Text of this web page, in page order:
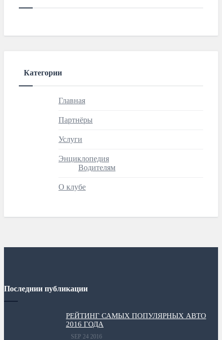
Категории
Главная
Партнёры
Услуги
Энциклопедия
Водителям
О клубе
Последнии публикации
РЕЙТИНГ САМЫХ ПОПУЛЯРНЫХ АВТО
2016 ГОДА
SEP 24 2016